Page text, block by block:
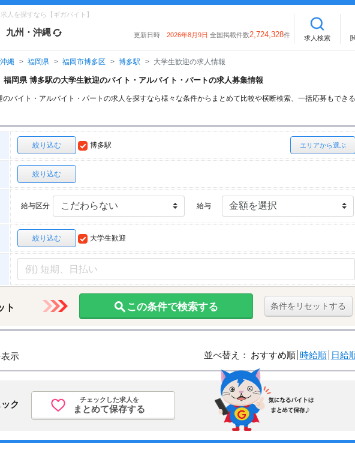
人を探すなら【ギガバイト】
九州・沖縄 更新日時 2026年8月9日 全国掲載件数2,724,328件 求人検索
縄 福岡県 福岡市博多区 博多駅 大学生歓迎の求人情報
福岡県 博多駅の大学生歓迎のバイト・アルバイト・パートの求人募集情報
バイト・アルバイト・パートの求人を探すなら様々な条件からまとめて比較や横断検索、一括応募もでき
絞り込む エリアから選ぶ
博多駅
絞り込む
給与区分 給与
絞り込む 大学生歓迎
ト この条件で検索する 条件をリセットする
示 並べ替え： おすすめ順 時給順 日給
ク チェックした求人を
まとめて保存する